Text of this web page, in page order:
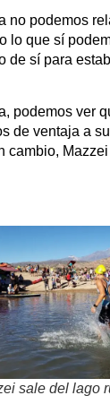
no podemos
lo que sí
de sí para
podemos ver
de ventaja a
cambio,
sale del lago